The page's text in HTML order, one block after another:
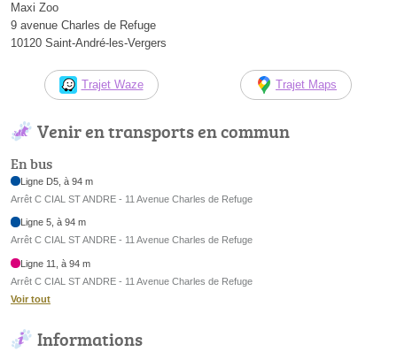
Maxi Zoo
9 avenue Charles de Refuge
10120 Saint-André-les-Vergers
Trajet Waze Trajet Maps
Venir en transports en commun
En bus
Ligne D5, à 94 m
Arrêt C CIAL ST ANDRE - 11 Avenue Charles de Refuge
Ligne 5, à 94 m
Arrêt C CIAL ST ANDRE - 11 Avenue Charles de Refuge
Ligne 11, à 94 m
Arrêt C CIAL ST ANDRE - 11 Avenue Charles de Refuge
Voir tout
Informations